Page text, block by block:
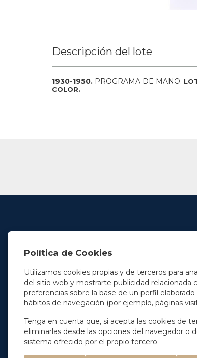
Descripción del lote
1930-1950. PROGRAMA DE MANO.
COLOR.
En Madrid
info@soleryllach.com
En Barcelona
Beethoven 13
+34 93 201 87 33
info@soleryllach.com
Política de Cookies
Utilizamos cookies propias y de terceros para
del sitio web y mostrarte publicidad relacionada
preferencias sobre la base de un perfil
hábitos de navegación (por ejemplo, páginas
Tenga en cuenta que, si acepta las cookies de
eliminarlas desde las opciones del navegador o
sistema ofrecido por el propio tercero.